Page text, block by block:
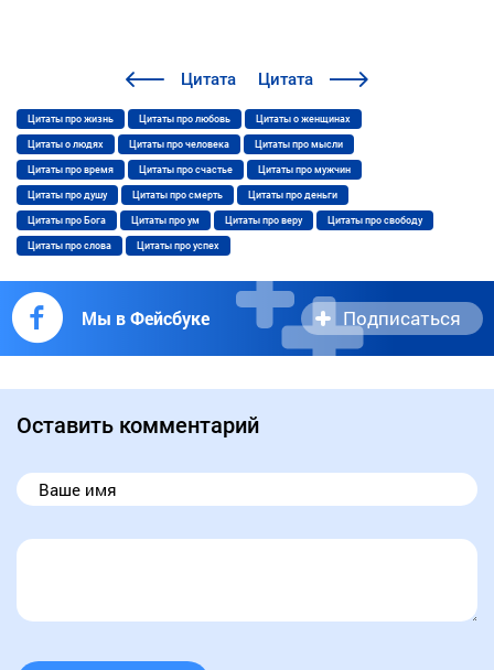
Цитата Цитата
Цитаты про жизнь Цитаты про любовь Цитаты о женщинах
Цитаты о людях Цитаты про человека Цитаты про мысли
Цитаты про время Цитаты про счастье Цитаты про мужчин
Цитаты про душу Цитаты про смерть Цитаты про деньги
Цитаты про Бога Цитаты про ум Цитаты про веру Цитаты про свободу
Цитаты про слова Цитаты про успех
Мы в Фейсбуке Подписаться
Оставить комментарий